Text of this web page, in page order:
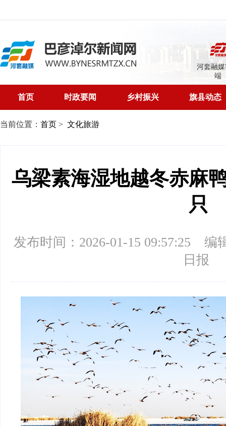
河套融
端
首页 时政要闻 乡村振兴 旗县动态
当前位置： 首页 > 文化旅游
乌梁素海湿地越冬赤麻
只
发布时间：2026-01-15 09:57:25
编
日报